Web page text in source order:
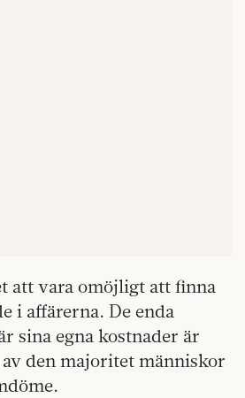
att vara omöjligt att finna
i affärerna. De enda
sina egna kostnader är
av den majoritet människor